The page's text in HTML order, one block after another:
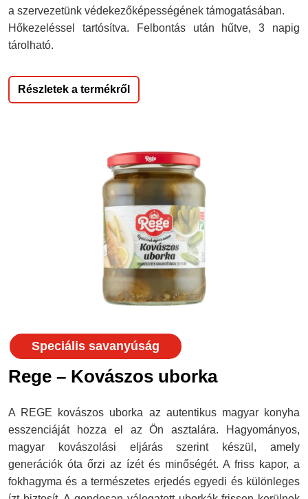
a szervezetünk védekezőképességének támogatásában.
Hőkezeléssel tartósítva. Felbontás után hűtve, 3 napig
tárolható.
Részletek a termékről
Speciális savanyúság
Rege – Kovászos uborka
A REGE kovászos uborka az autentikus magyar konyha
esszenciáját hozza el az Ön asztalára. Hagyományos,
magyar kovászolási eljárás szerint készül, amely
generációk óta őrzi az ízét és minőségét. A friss kapor, a
fokhagyma és a természetes erjedés egyedi és különleges